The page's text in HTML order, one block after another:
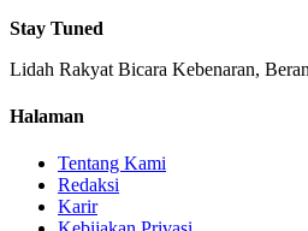
Stay Tuned
Lidah Rakyat Bicara Kebenaran,
Halaman
Tentang Kami
Redaksi
Karir